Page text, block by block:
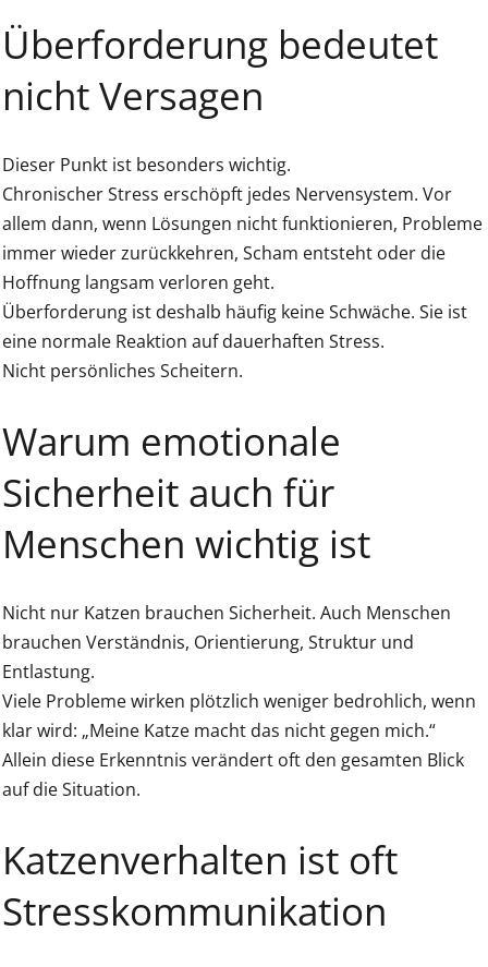
Überforderung bedeutet
nicht Versagen
Dieser Punkt ist besonders wichtig.
Chronischer Stress erschöpft jedes Nervensystem. Vor
allem dann, wenn Lösungen nicht funktionieren, Probleme
immer wieder zurückkehren, Scham entsteht oder die
Hoffnung langsam verloren geht.
Überforderung ist deshalb häufig keine Schwäche. Sie ist
eine normale Reaktion auf dauerhaften Stress.
Nicht persönliches Scheitern.
Warum emotionale
Sicherheit auch für
Menschen wichtig ist
Nicht nur Katzen brauchen Sicherheit. Auch Menschen
brauchen Verständnis, Orientierung, Struktur und
Entlastung.
Viele Probleme wirken plötzlich weniger bedrohlich, wenn
klar wird: „Meine Katze macht das nicht gegen mich.“
Allein diese Erkenntnis verändert oft den gesamten Blick
auf die Situation.
Katzenverhalten ist oft
Stresskommunikation